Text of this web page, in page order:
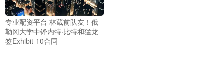
专业配资平台 林葳前队友！俄
勒冈大学中锋内特·比特和猛龙
签Exhibit-10合同